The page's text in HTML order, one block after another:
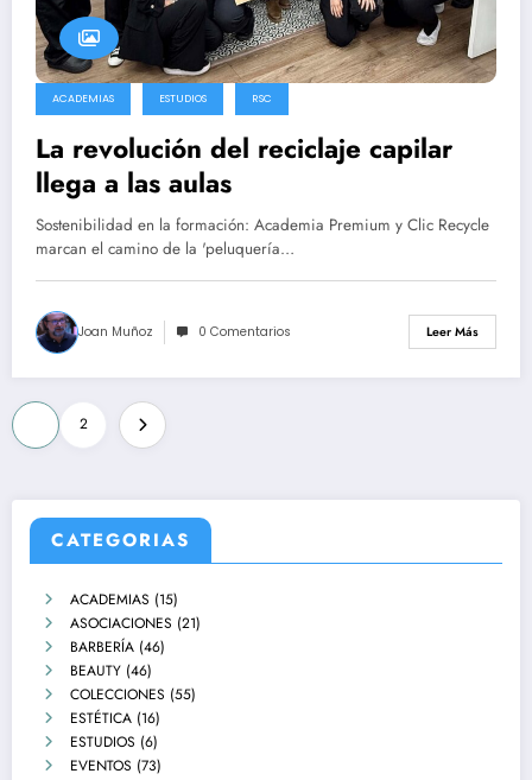
ACADEMIAS ESTUDIOS RSC
La revolución del reciclaje capilar
llega a las aulas
Sostenibilidad en la formación: Academia Premium y Clic Recycle
marcan el camino de la 'peluquería…
Joan Muñoz 0 Comentarios Leer Más
2
CATEGORIAS
ACADEMIAS (15)
ASOCIACIONES (21)
BARBERÍA (46)
BEAUTY (46)
COLECCIONES (55)
ESTÉTICA (16)
ESTUDIOS (6)
EVENTOS (73)